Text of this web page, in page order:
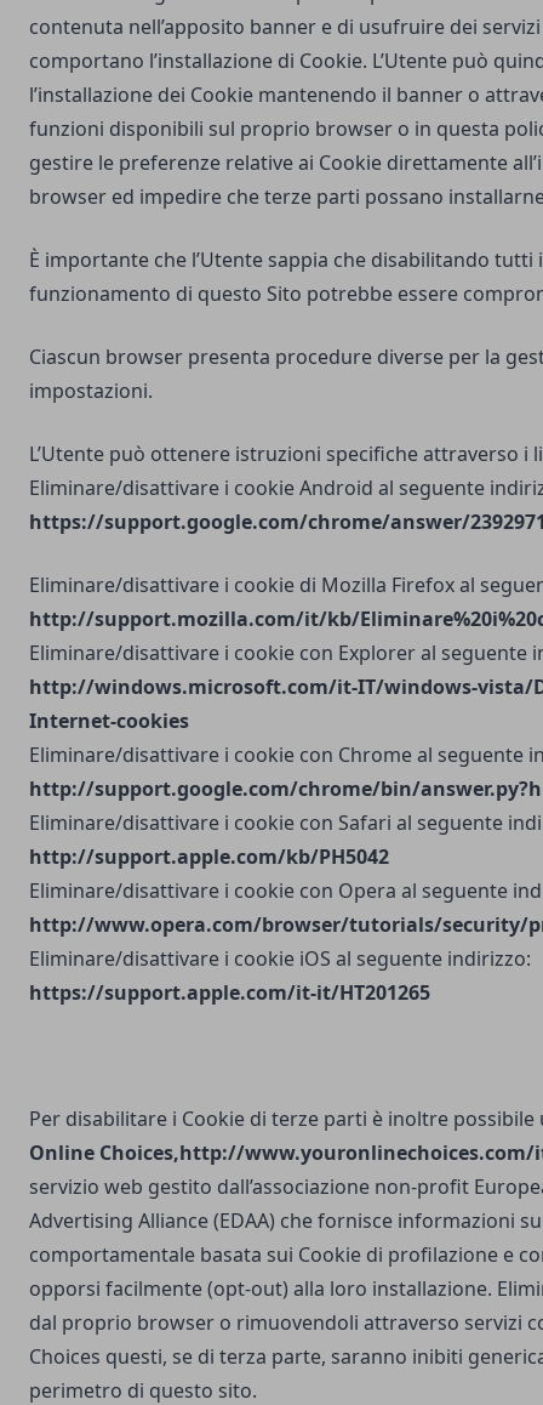
contenuta nell’apposito banner e di usufruire dei
comportano l’installazione di Cookie. L’Utente può
l’installazione dei Cookie mantenendo il banner o
funzioni disponibili sul proprio browser o in questa
gestire le preferenze relative ai Cookie direttamente
browser ed impedire che terze parti possano
È importante che l’Utente sappia che disabilitando tutti
funzionamento di questo Sito potrebbe essere
Ciascun browser presenta procedure diverse per la
impostazioni.
L’Utente può ottenere istruzioni specifiche attraverso i
Eliminare/disattivare i cookie Android al seguente
https://support.google.com/chrome/answer/
Eliminare/disattivare i cookie di Mozilla Firefox al
http://support.mozilla.com/it/kb/
Eliminare/disattivare i cookie con Explorer al seguente
http://windows.microsoft.com/it-IT/windows-vista/
Internet-cookies
Eliminare/disattivare i cookie con Chrome al seguente
http://support.google.com/chrome/bin/
Eliminare/disattivare i cookie con Safari al seguente
http://support.apple.com/kb/PH5042
Eliminare/disattivare i cookie con Opera al seguente
http://www.opera.com/browser/tutorials/security/
Eliminare/disattivare i cookie iOS al seguente indirizzo:
https://support.apple.com/it-it/HT201265
Per disabilitare i Cookie di terze parti è inoltre
Online Choices,http://www.youronlinechoices.com/
servizio web gestito dall’associazione non-profit
Advertising Alliance (EDAA) che fornisce informazioni
comportamentale basata sui Cookie di profilazione e
opporsi facilmente (opt-out) alla loro installazione.
dal proprio browser o rimuovendoli attraverso servizi
Choices questi, se di terza parte, saranno inibiti
perimetro di questo sito.